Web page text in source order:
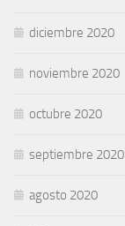
diciembre 2020
noviembre 2020
octubre 2020
septiembre 2020
agosto 2020